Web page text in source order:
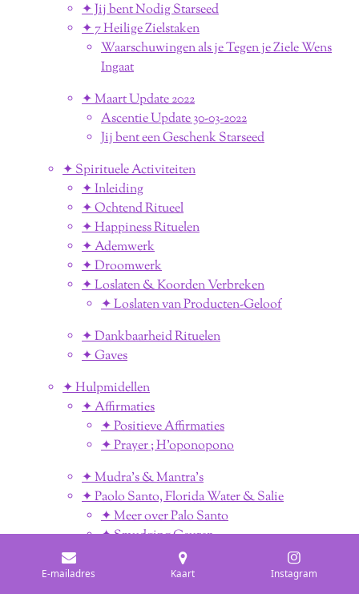
✦ Jij bent Nodig Starseed
✦ 7 Heilige Zielstaken
Waarschuwingen als je Tegen je Ziele Wens
Ingaat
✦ Maart Update 2022
Ascentie Update 30-03-2022
Jij bent een Geschenk Starseed
✦ Spirituele Activiteiten
✦ Inleiding
✦ Ochtend Ritueel
✦ Happiness Rituelen
✦ Ademwerk
✦ Droomwerk
✦ Loslaten & Koorden Verbreken
✦ Loslaten van Producten-Geloof
✦ Dankbaarheid Rituelen
✦ Gaves
✦ Hulpmidellen
✦ Affirmaties
✦ Positieve Affirmaties
✦ Prayer ; H'oponopono
✦ Mudra's & Mantra's
✦ Paolo Santo, Florida Water & Salie
✦ Meer over Palo Santo
✦ Smudging Geuren
✦ Wierook Geuren
E-mailadres Kaart Instagram